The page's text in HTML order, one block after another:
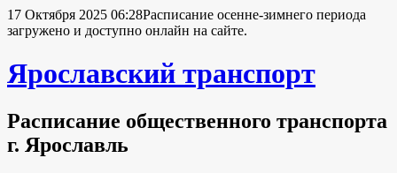
17 Октября 2025 06:28Расписание осенне-зимнего периода
загружено и доступно онлайн на сайте.
Ярославский транспорт
Расписание общественного транспорта
г. Ярославль